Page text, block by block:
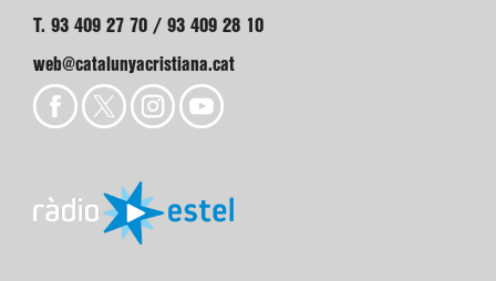
T. 93 409 27 70 / 93 409 28 10
web@catalunyacristiana.cat